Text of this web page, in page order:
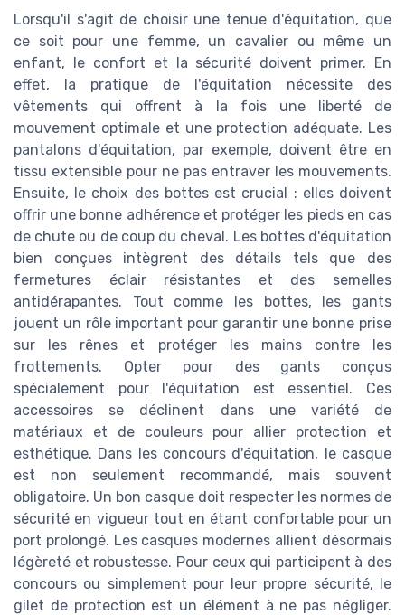
Lorsqu'il s'agit de choisir une tenue d'équitation, que
ce soit pour une femme, un cavalier ou même un
enfant, le confort et la sécurité doivent primer. En
effet, la pratique de l'équitation nécessite des
vêtements qui offrent à la fois une liberté de
mouvement optimale et une protection adéquate. Les
pantalons d'équitation, par exemple, doivent être en
tissu extensible pour ne pas entraver les mouvements.
Ensuite, le choix des bottes est crucial : elles doivent
offrir une bonne adhérence et protéger les pieds en cas
de chute ou de coup du cheval. Les bottes d'équitation
bien conçues intègrent des détails tels que des
fermetures éclair résistantes et des semelles
antidérapantes. Tout comme les bottes, les gants
jouent un rôle important pour garantir une bonne prise
sur les rênes et protéger les mains contre les
frottements. Opter pour des gants conçus
spécialement pour l'équitation est essentiel. Ces
accessoires se déclinent dans une variété de
matériaux et de couleurs pour allier protection et
esthétique. Dans les concours d'équitation, le casque
est non seulement recommandé, mais souvent
obligatoire. Un bon casque doit respecter les normes de
sécurité en vigueur tout en étant confortable pour un
port prolongé. Les casques modernes allient désormais
légèreté et robustesse. Pour ceux qui participent à des
concours ou simplement pour leur propre sécurité, le
gilet de protection est un élément à ne pas négliger.